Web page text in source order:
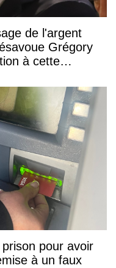
de l'argent
Grégory
à cette
pour avoir
à un faux